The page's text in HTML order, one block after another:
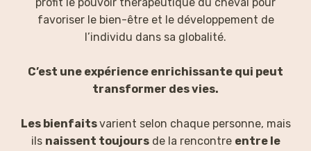
favoriser le bien-être et le développement de
l’individu dans sa globalité.
C’est une expérience enrichissante qui peut
transformer des vies.
Les bienfaitsvarient selon chaque personne, mais
ils naissent toujoursde la rencontre entre le